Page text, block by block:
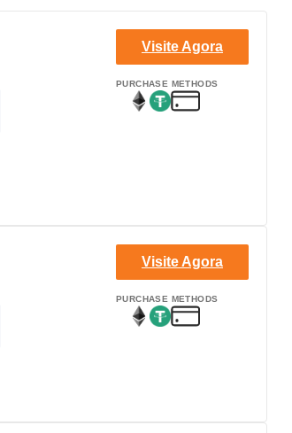
PURCHASE METHODS
Visite Agora
PURCHASE METHODS
Visite Agora